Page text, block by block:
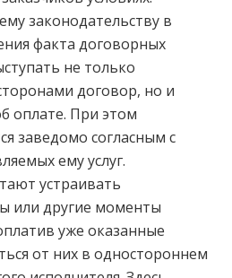
законодательству в
факта договорных
не только
договор, но и
оплате. При этом
заведомо согласным с
ему услуг.
устраивать
или другие моменты
уже оказанные
от них в одностороннем